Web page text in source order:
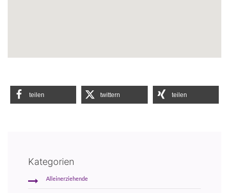
teilen twittern teilen
Kategorien
Alleinerziehende